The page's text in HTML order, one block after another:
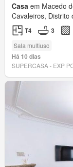
Casa em Macedo
Cavaleiros, Distrito
T4 3
Sala multiuso
Há 10 dias
SUPERCASA - EXP